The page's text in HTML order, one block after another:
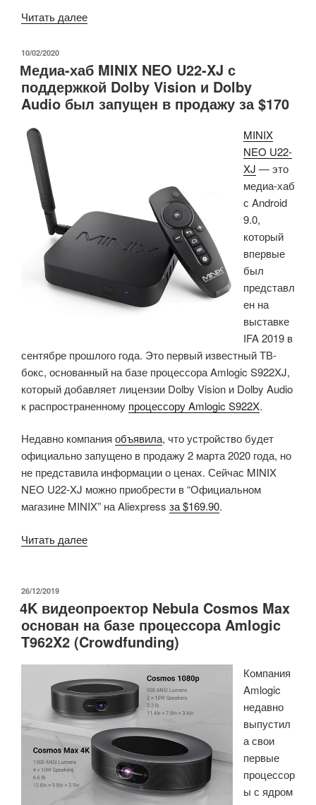
Читать далее«Телевизионная
HD
RealBox
4K
работает
на
Linux»
ОПУБЛИКОВАНО
10/02/2020
Медиа-хаб MINIX NEO U22-XJ с
поддержкой Dolby Vision и Dolby
Audio был запущен в продажу за $170
MINIX
NEO U22-
XJ — это
медиа-хаб
с Android
9.0,
который
впервые
был
представл
ен на
выставке
IFA 2019 в
сентябре прошлого года. Это первый известный ТВ-
бокс, основанный на базе процессора Amlogic S922XJ,
который добавляет лицензии Dolby Vision и Dolby Audio
к распространенному процессору Amlogic S922X.
Недавно компания объявила, что устройство будет
официально запущено в продажу 2 марта 2020 года, но
не представила информации о ценах. Сейчас MINIX
NEO U22-XJ можно приобрести в “Официальном
магазине MINIX” на Aliexpress за $169.90.
Читать далее«Медиа-
U22-
XJ
с
Vision
и
Dolby
Audio
был
запущен
ОПУБЛИКОВАНО
26/12/2019
4K видеопроектор Nebula Cosmos Max
основан на базе процессора Amlogic
T962X2 (Crowdfunding)
Компания
Amlogic
недавно
выпустил
а свои
первые
процессор
ы с ядром